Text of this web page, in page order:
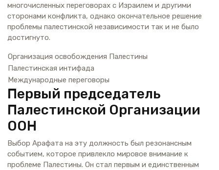
многочисленных переговорах с Израилем и другими
сторонами конфликта, однако окончательное решение
проблемы палестинской независимости так и не было
достигнуто.
Организация освобождения Палестины
Палестинская интифада
Международные переговоры
Первый председатель
Палестинской Организации
ООН
Выбор Арафата на эту должность был резонансным
событием, которое привлекло мировое внимание к
проблеме Палестины. Он стал первым и единственным